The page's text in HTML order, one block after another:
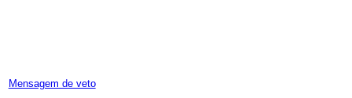
Mensagem de veto